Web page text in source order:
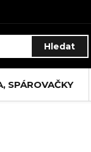
Hledat
SPÁROVAČKY